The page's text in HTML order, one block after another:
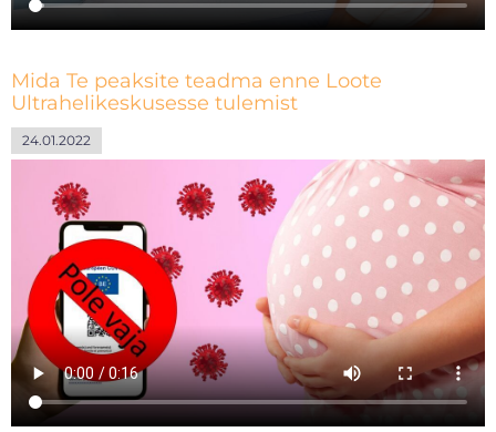
Mida Te peaksite teadma enne Loote
Ultrahelikeskusesse tulemist
24.01.2022